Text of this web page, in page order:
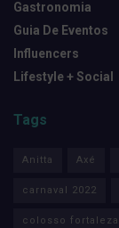
Gastronomia
Guia De Eventos
Influencers
Lifestyle + Social
Tags
Anitta Axé
carnaval 2022
colosso fortaleza